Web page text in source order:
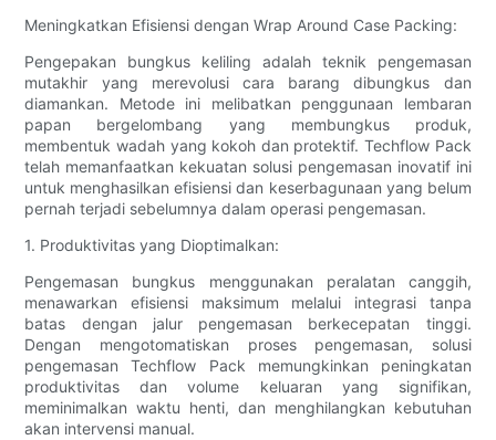
Meningkatkan Efisiensi dengan Wrap Around Case Packing:
Pengepakan bungkus keliling adalah teknik pengemasan
mutakhir yang merevolusi cara barang dibungkus dan
diamankan. Metode ini melibatkan penggunaan lembaran
papan bergelombang yang membungkus produk,
membentuk wadah yang kokoh dan protektif. Techflow Pack
telah memanfaatkan kekuatan solusi pengemasan inovatif ini
untuk menghasilkan efisiensi dan keserbagunaan yang belum
pernah terjadi sebelumnya dalam operasi pengemasan.
1. Produktivitas yang Dioptimalkan:
Pengemasan bungkus menggunakan peralatan canggih,
menawarkan efisiensi maksimum melalui integrasi tanpa
batas dengan jalur pengemasan berkecepatan tinggi.
Dengan mengotomatiskan proses pengemasan, solusi
pengemasan Techflow Pack memungkinkan peningkatan
produktivitas dan volume keluaran yang signifikan,
meminimalkan waktu henti, dan menghilangkan kebutuhan
akan intervensi manual.